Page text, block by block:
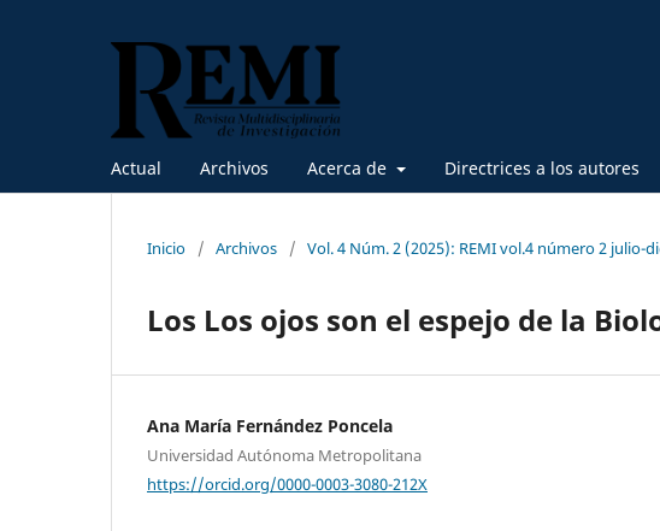
Actual Archivos Acerca de Directrices a los autores
Inicio / Archivos / Vol. 4 Núm. 2 (2025): REMI vol.4 número 2 julio-
Los Los ojos son el espejo de la
Ana María Fernández Poncela
Universidad Autónoma Metropolitana
https://orcid.org/0000-0003-3080-212X